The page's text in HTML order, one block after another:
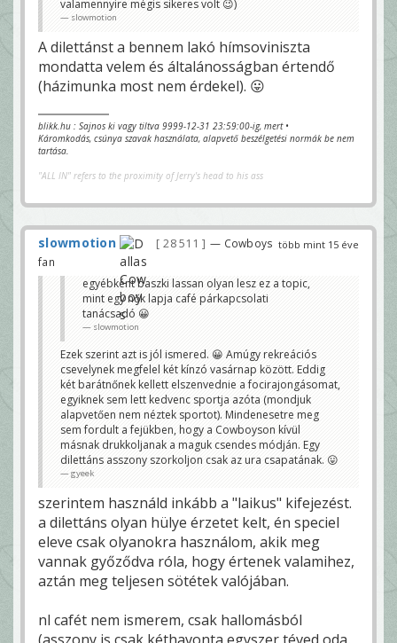
valamennyire mégis sikeres volt 😉)
slowmotion
A dilettánst a bennem lakó hímsoviniszta
mondatta velem és általánosságban értendő
(házimunka most nem érdekel). 😛
blikk.hu : Sajnos ki vagy tiltva 9999-12-31 23:59:00-ig, mert •
Káromkodás, csúnya szavak használata, alapvető beszélgetési normák be nem
tartása.
"ALL IN" refers to the proximity of Jerry's head to his ass
több mint 15 éve
slowmotion 28 511
— Cowboys
fan
egyébként baszki lassan olyan lesz ez a topic,
mint egy nők lapja café párkapcsolati
tanácsadó 😀
slowmotion
Ezek szerint azt is jól ismered. 😀 Amúgy rekreációs
csevelynek megfelel két kínzó vasárnap között. Eddig
két barátnőnek kellett elszenvednie a focirajongásomat,
egyiknek sem lett kedvenc sportja azóta (mondjuk
alapvetően nem néztek sportot). Mindenesetre meg
sem fordult a fejükben, hogy a Cowboyson kívül
másnak drukkoljanak a maguk csendes módján. Egy
dilettáns asszony szorkoljon csak az ura csapatának. 😛
gyeek
szerintem használd inkább a "laikus" kifejezést.
a dilettáns olyan hülye érzetet kelt, én speciel
eleve csak olyanokra használom, akik meg
vannak győződva róla, hogy értenek valamihez,
aztán meg teljesen sötétek valójában.
nl cafét nem ismerem, csak hallomásból